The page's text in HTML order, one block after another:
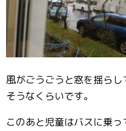
風がごうごうと窓を揺ら
そうなくらいです。
このあと児童はバスに乗